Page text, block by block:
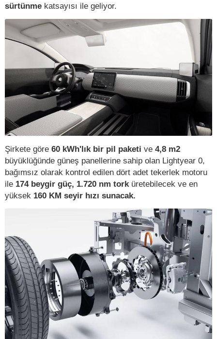
sürtünme katsayısı ile geliyor.
Şirkete göre 60 kWh'lık bir pil paketi ve 4,8 m2
büyüklüğünde güneş panellerine sahip olan Lightyear 0,
bağımsız olarak kontrol edilen dört adet tekerlek motoru
ile 174 beygir güç, 1.720 nm tork üretebilecek ve en
yüksek 160 KM seyir hızı sunacak.